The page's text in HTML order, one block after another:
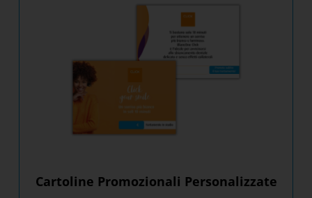
Cartoline Promozionali Personalizzate